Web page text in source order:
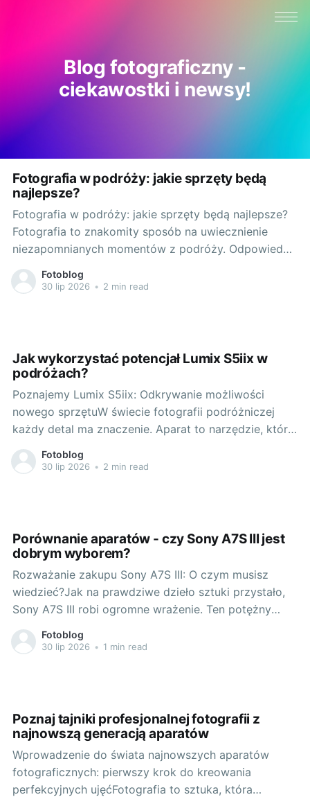
Blog fotograficzny -
ciekawostki i newsy!
Fotografia w podróży: jakie sprzęty będą
najlepsze?
Fotografia w podróży: jakie sprzęty będą najlepsze?
Fotografia to znakomity sposób na uwiecznienie
niezapomnianych momentów z podróży. Odpowiedni
sprzęt fotograficzny to klucz do tworzenia
doskonałych zdjęć. Poniżej przedstawiam porady, jak
Fotoblog
30 lip 2026 • 2 min read
Jak wykorzystać potencjał Lumix S5iix w
podróżach?
Poznajemy Lumix S5iix: Odkrywanie możliwości
nowego sprzętuW świecie fotografii podróżniczej
każdy detal ma znaczenie. Aparat to narzędzie, które
pomaga uchwycić unikalne chwile, eksplorować
ciekawe krajobrazy i dzielić się pasją do
podróżniczą
Fotoblog
30 lip 2026 • 2 min read
Porównanie aparatów - czy Sony A7S III jest
dobrym wyborem?
Rozważanie zakupu Sony A7S III: O czym musisz
wiedzieć?Jak na prawdziwe dzieło sztuki przystało,
Sony A7S III robi ogromne wrażenie. Ten potężny
aparat bezlusterkowy, który jest dzieckiem
japońskiego giganta technologicznego, jest
Fotoblog
30 lip 2026 • 1 min read
Poznaj tajniki profesjonalnej fotografii z
najnowszą generacją aparatów
Wprowadzenie do świata najnowszych aparatów
fotograficznych: pierwszy krok do kreowania
perfekcyjnych ujęćFotografia to sztuka, która